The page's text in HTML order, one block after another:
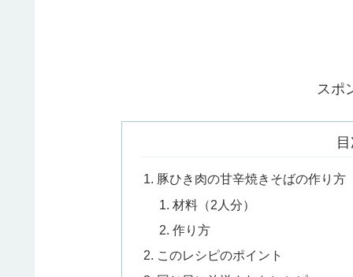
スポ
豚ひき肉の甘辛焼きそばの作り方
材料（2人分）
作り方
このレシピのポイント